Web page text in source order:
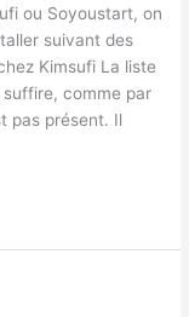
ou Soyoustart, on
suivant des
Kimsufi La liste
comme par
pas présent. Il